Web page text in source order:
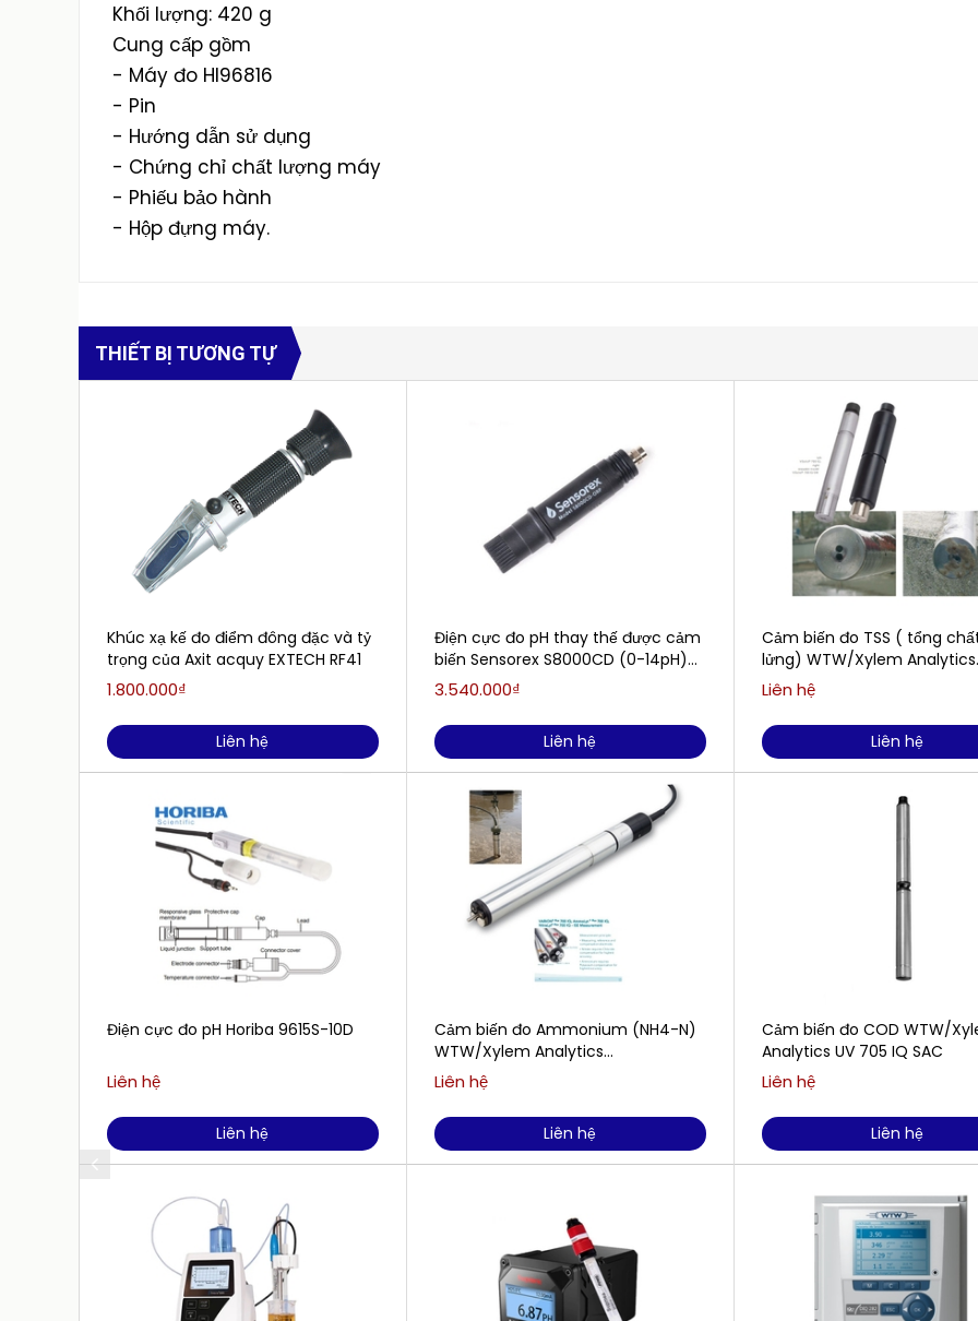
Khối lượng: 420 g
Cung cấp gồm
- Máy đo HI96816
- Pin
- Hướng dẫn sử dụng
- Chứng chỉ chất lượng máy
- Phiếu bảo hành
- Hộp đựng máy.
THIẾT BỊ TƯƠNG TỰ
Khúc xạ kế đo điểm đông đặc và tỷ
trọng của Axit acquy EXTECH RF41
1.800.000₫
Liên hệ
Điện cực đo pH Horiba 9615S-10D
Liên hệ
Liên hệ
Điện cực đo pH thay thế được cảm
biến Sensorex S8000CD (0-14pH)
SENSOREX S8000CD
3.540.000₫
Liên hệ
Cảm biến đo Ammonium (NH4-N)
WTW/Xylem Analytics
AmmoLyt®Plus 700 IQ
Liên hệ
Liên hệ
Cảm biến đo TSS ( tổng
lửng) WTW/Xylem Analytics
ViSolid® 700 IQ
Liên hệ
Liên hệ
Cảm biến đo COD WTW/
Analytics UV 705 IQ SAC
Liên hệ
Liên hệ